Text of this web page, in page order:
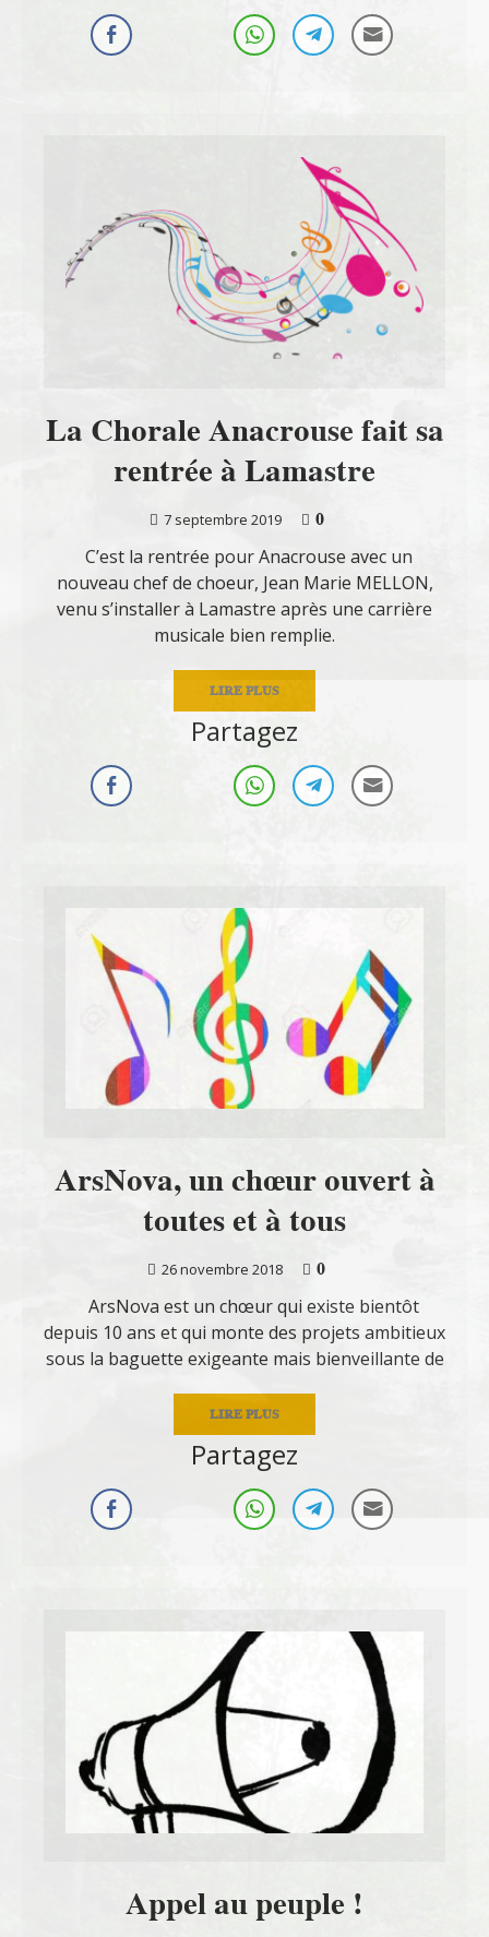
La Chorale Anacrouse fait sa
rentrée à Lamastre
7 septembre 2019
0
C’est la rentrée pour Anacrouse avec un
nouveau chef de choeur, Jean Marie MELLON,
venu s’installer à Lamastre après une carrière
musicale bien remplie.
LIRE PLUS
Partagez
ArsNova, un chœur ouvert à
toutes et à tous
26 novembre 2018
0
ArsNova est un chœur qui existe bientôt
depuis 10 ans et qui monte des projets ambitieux
sous la baguette exigeante mais bienveillante de
LIRE PLUS
Partagez
Appel au peuple !